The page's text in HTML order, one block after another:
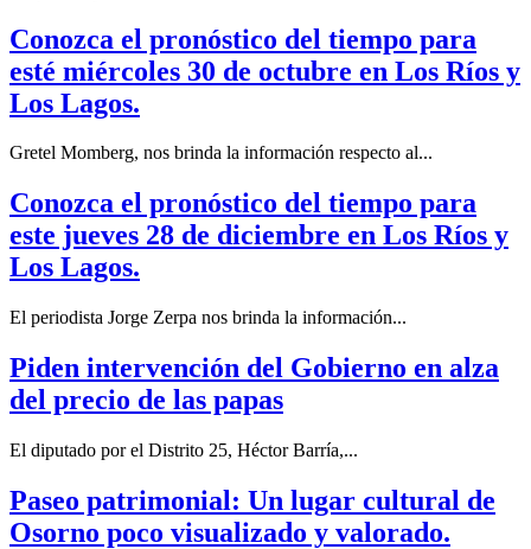
Conozca el pronóstico del tiempo para
esté miércoles 30 de octubre en Los Ríos y
Los Lagos.
Gretel Momberg, nos brinda la información respecto al...
Conozca el pronóstico del tiempo para
este jueves 28 de diciembre en Los Ríos y
Los Lagos.
El periodista Jorge Zerpa nos brinda la información...
Piden intervención del Gobierno en alza
del precio de las papas
El diputado por el Distrito 25, Héctor Barría,...
Paseo patrimonial: Un lugar cultural de
Osorno poco visualizado y valorado.